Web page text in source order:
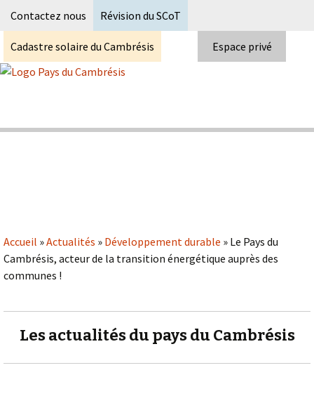
Contactez nous Révision du SCoT
Cadastre solaire du Cambrésis Espace privé
Accueil »Actualités » Développement durable » Le Pays du
Cambrésis, acteur de la transition énergétique auprès des
communes !
Les actualités du pays du Cambrésis